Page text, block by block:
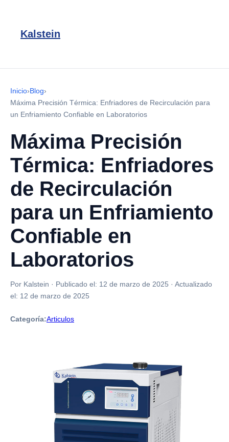
Kalstein
Inicio›Blog›
Máxima Precisión Térmica: Enfriadores de Recirculación para
un Enfriamiento Confiable en Laboratorios
Máxima Precisión
Térmica: Enfriadores
de Recirculación
para un Enfriamiento
Confiable en
Laboratorios
Por Kalstein · Publicado el: 12 de marzo de 2025 · Actualizado
el: 12 de marzo de 2025
Categoría:Articulos